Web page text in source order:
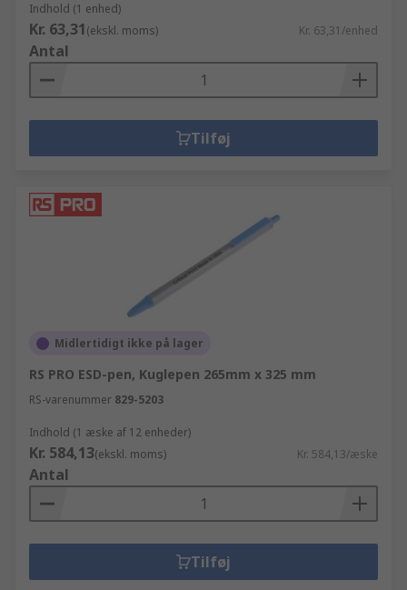
Indhold (1 enhed)
Kr. 63,31(ekskl. moms) Kr. 63,31/enhed
Antal
Tilføj
Midlertidigt ikke på lager
RS PRO ESD-pen, Kuglepen 265mm x 325 mm
RS-varenummer 829-5203
Indhold (1 æske af 12 enheder)
Kr. 584,13(ekskl. moms) Kr. 584,13/æske
Antal
Tilføj